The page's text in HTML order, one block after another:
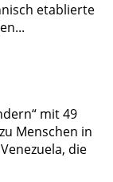
etablierte
...
mit 49
Menschen in
die